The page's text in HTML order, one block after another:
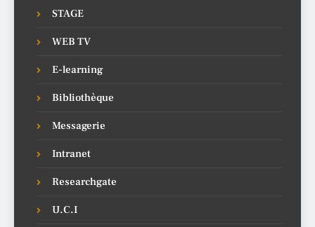
STAGE
WEB TV
E-learning
Bibliothèque
Messagerie
Intranet
Researchgate
U.C.I